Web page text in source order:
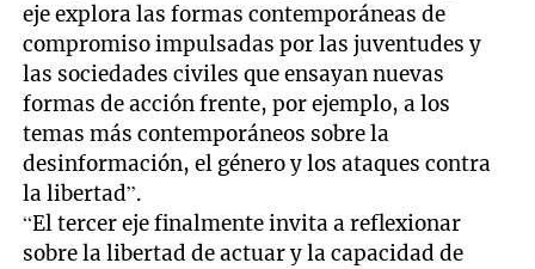
eje explora las formas contemporáneas de
compromiso impulsadas por las juventudes y
las sociedades civiles que ensayan nuevas
formas de acción frente, por ejemplo, a los
temas más contemporáneos sobre la
desinformación, el género y los ataques contra
la libertad”.
“El tercer eje finalmente invita a reflexionar
sobre la libertad de actuar y la capacidad de